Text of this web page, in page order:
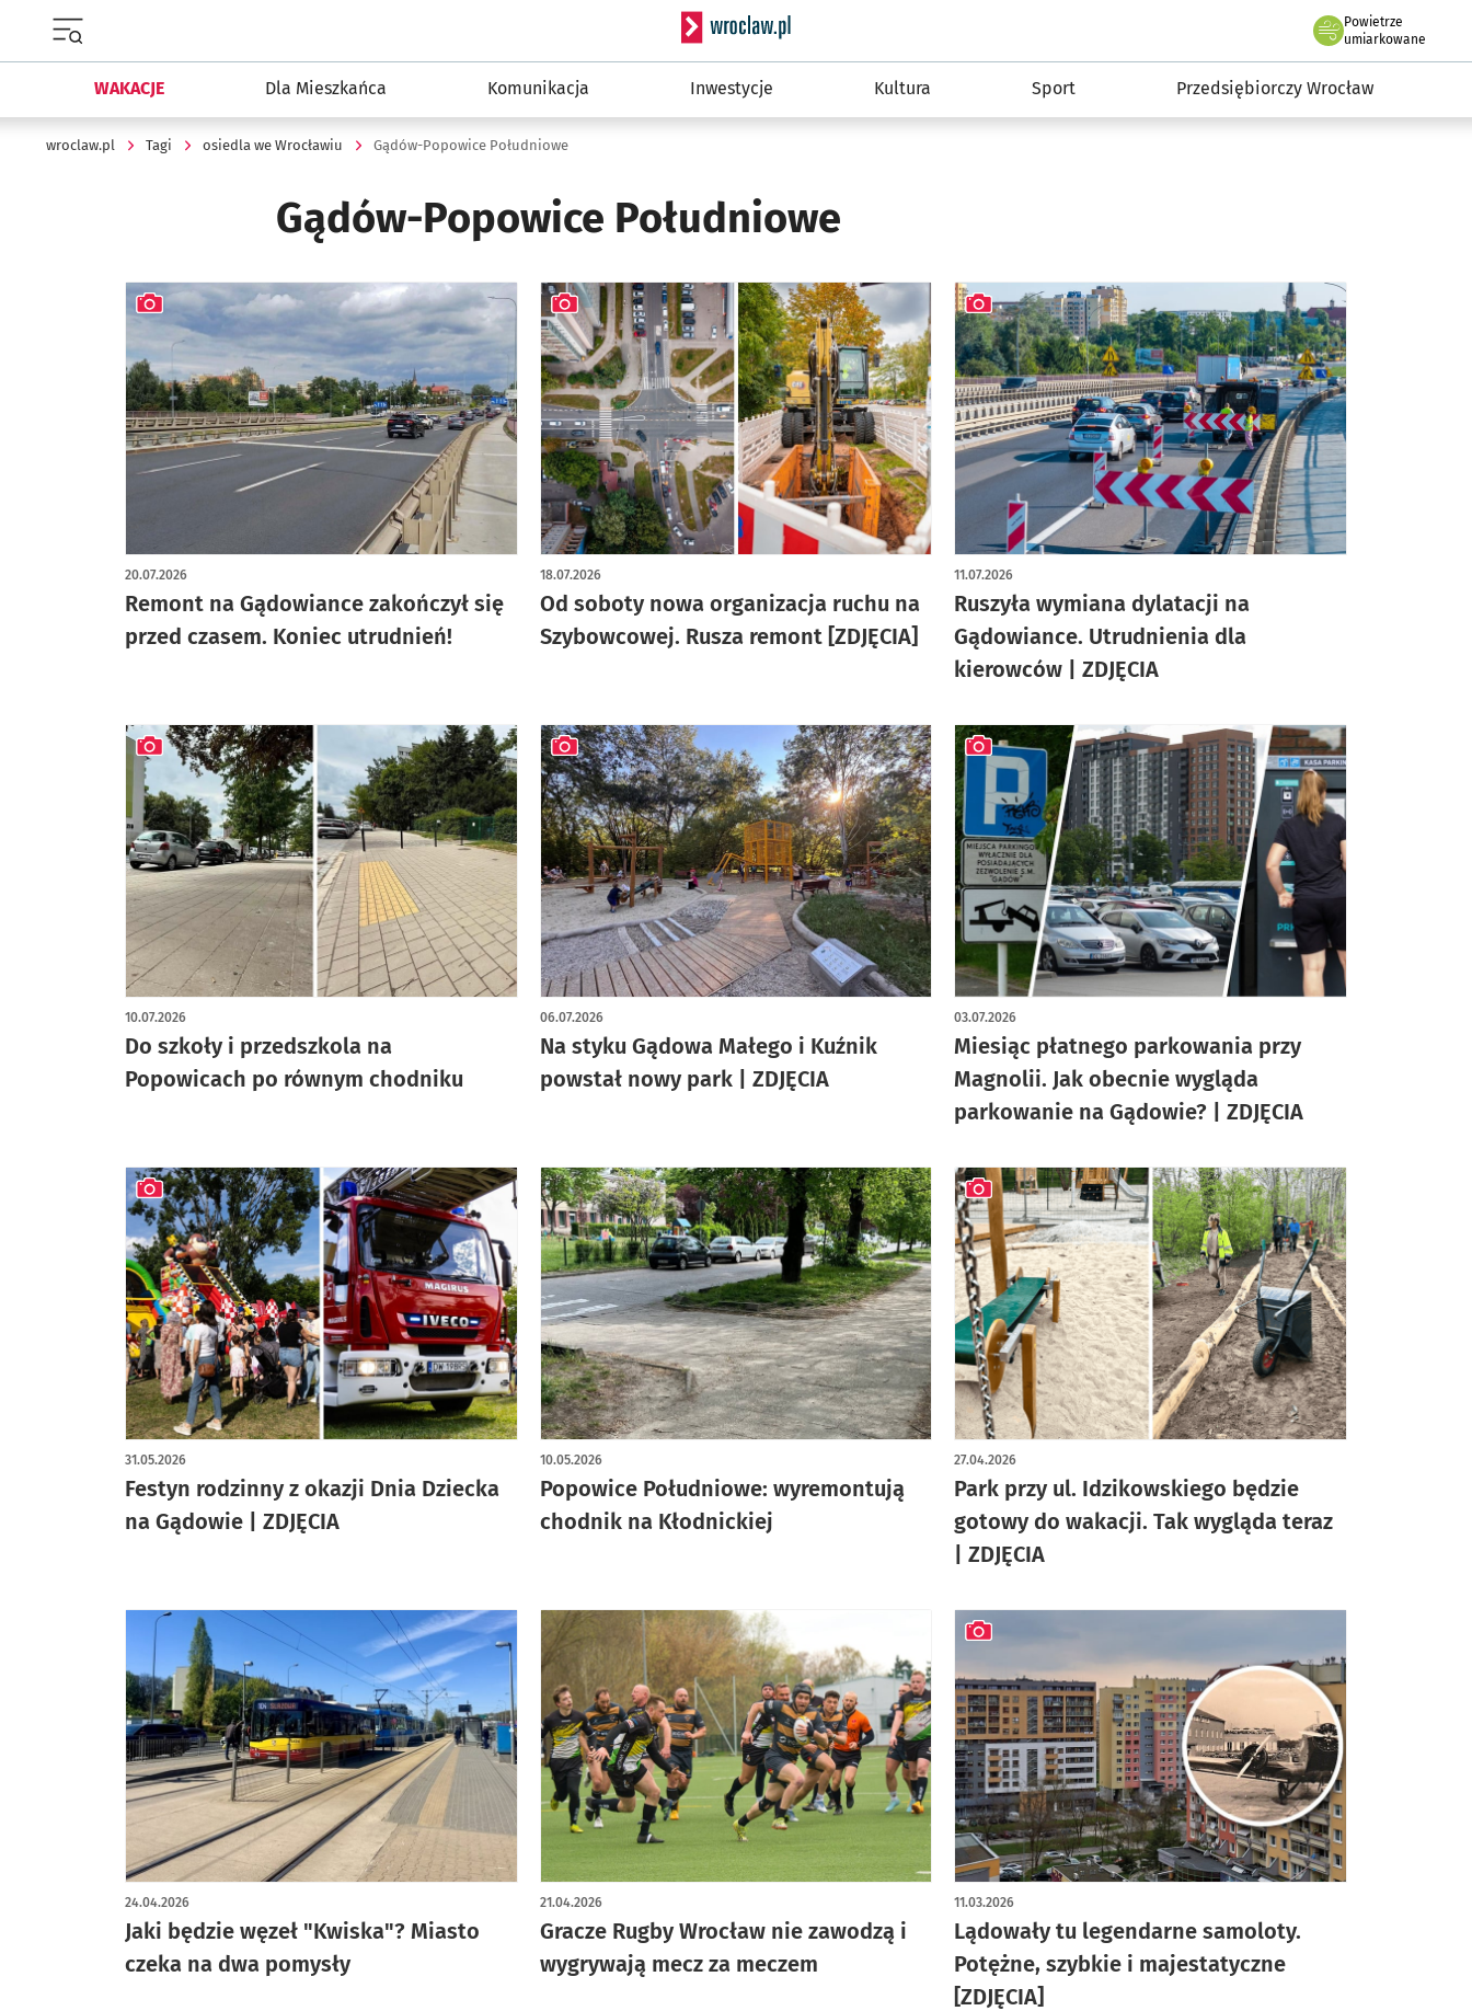
Serwis informacyjny wroclaw.pl
Powietrze
we Wrocławiu
umiarkowane
WAKACJE Dla Mieszkańca Komunikacja Inwestycje Kultura Sport Przedsiębiorczy Wrocław
wroclaw.pl Tagi osiedla we Wrocławiu Gądów-Popowice Południowe
Gądów-Popowice Południowe
Remont na Gądowiance zakończył się
przed czasem. Koniec utrudnień!
20.07.2026
artykuł z galerią zdjęć
Od soboty nowa organizacja ruchu na
Szybowcowej. Rusza remont [ZDJĘCIA]
18.07.2026
artykuł z galerią zdjęć
Ruszyła wymiana dylatacji na
Gądowiance. Utrudnienia dla
kierowców | ZDJĘCIA
11.07.2026
artykuł z galerią zdjęć
Do szkoły i przedszkola na
Popowicach po równym chodniku
10.07.2026
artykuł z galerią zdjęć
Na styku Gądowa Małego i Kuźnik
powstał nowy park | ZDJĘCIA
06.07.2026
artykuł z galerią zdjęć
Miesiąc płatnego parkowania przy
Magnolii. Jak obecnie wygląda
parkowanie na Gądowie? | ZDJĘCIA
03.07.2026
artykuł z galerią zdjęć
Festyn rodzinny z okazji Dnia Dziecka
na Gądowie | ZDJĘCIA
31.05.2026
artykuł z galerią zdjęć
Popowice Południowe: wyremontują
chodnik na Kłodnickiej
10.05.2026
Park przy ul. Idzikowskiego będzie
gotowy do wakacji. Tak wygląda teraz
| ZDJĘCIA
27.04.2026
artykuł z galerią zdjęć
Jaki będzie węzeł "Kwiska"? Miasto
czeka na dwa pomysły
24.04.2026
Gracze Rugby Wrocław nie zawodzą i
wygrywają mecz za meczem
21.04.2026
Lądowały tu legendarne samoloty.
Potężne, szybkie i majestatyczne
[ZDJĘCIA]
11.03.2026
artykuł z galerią zdjęć